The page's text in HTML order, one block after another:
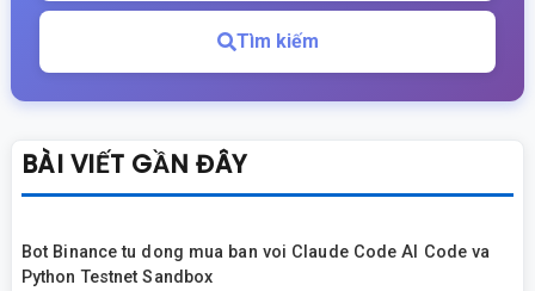
Tìm kiếm
BÀI VIẾT GẦN ĐÂY
Bot Binance tu dong mua ban voi Claude Code AI Code va
Python Testnet Sandbox